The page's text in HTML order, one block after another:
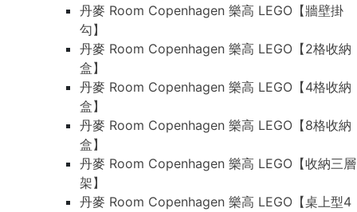
丹麥 Room Copenhagen 樂高 LEGO【牆壁掛
勾】
丹麥 Room Copenhagen 樂高 LEGO【2格收納
盒】
丹麥 Room Copenhagen 樂高 LEGO【4格收納
盒】
丹麥 Room Copenhagen 樂高 LEGO【8格收納
盒】
丹麥 Room Copenhagen 樂高 LEGO【收納三層
架】
丹麥 Room Copenhagen 樂高 LEGO【桌上型4